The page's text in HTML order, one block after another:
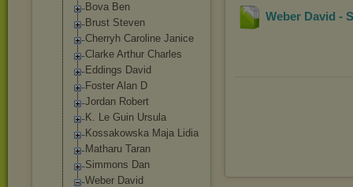
Bova Ben
Brust Steven
Cherryh Caroline Janice
Clarke Arthur Charles
Eddings David
Foster Alan D
Jordan Robert
K. Le Guin Ursula
Kossakowska Maja Lidia
Matharu Taran
Simmons Dan
Weber David
Weber David -